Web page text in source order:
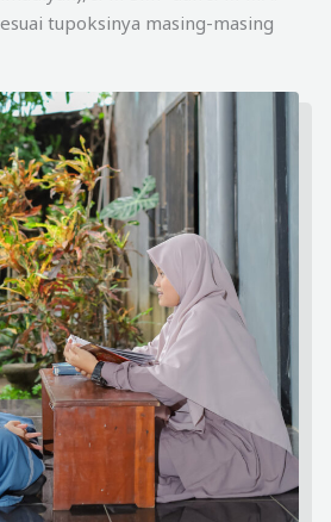
tupoksinya masing-masing